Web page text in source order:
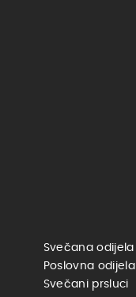
Svečana odijela
Poslovna odijela
Svečani prsluci